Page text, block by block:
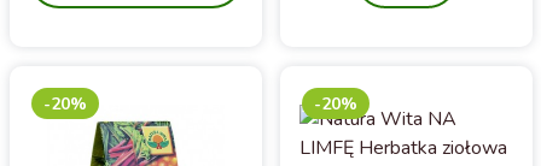
-20% -20%